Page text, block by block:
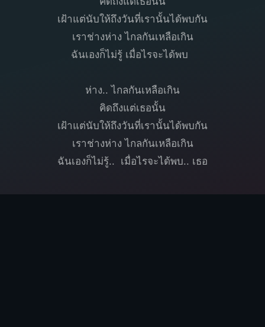
เฝ้าแต่นับให้ถึงวันที่เรานั้นได้พบกัน
เราช่างห่าง ไกลกันเหลือเกิน
ฉันเองก็ไม่รู้ เมื่อไรจะได้พบ
ห่าง.. ไกลกันเหลือเกิน
คิดถึงแต่เธอนั้น
เฝ้าแต่นับให้ถึงวันที่เรานั้นได้พบกัน
เราช่างห่าง ไกลกันเหลือเกิน
ฉันเองก็ไม่รู้.. เมื่อไรจะได้พบ.. เธอ